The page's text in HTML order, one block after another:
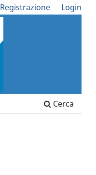
Cerca
Registrazione Login